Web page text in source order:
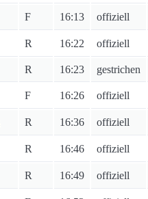
F 16:13 offiziell
R 16:22 offiziell
R 16:23 gestrichen
F 16:26 offiziell
R 16:36 offiziell
R 16:46 offiziell
R 16:49 offiziell